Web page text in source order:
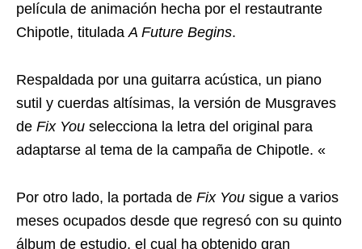
película de animación hecha por el restautrante
Chipotle, tituladaA Future Begins.
Respaldada por una guitarra acústica, un piano
sutil y cuerdas altísimas, la versión de Musgraves
de Fix You selecciona la letra del original para
adaptarse al tema de la campaña de Chipotle. «
Por otro lado, la portada de Fix You sigue a varios
meses ocupados desde que regresó con su quinto
álbum de estudio, el cual ha obtenido gran